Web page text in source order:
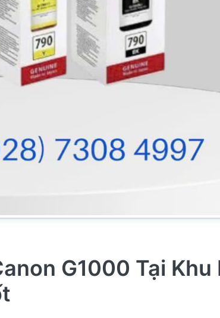
G1000 Tại Khu